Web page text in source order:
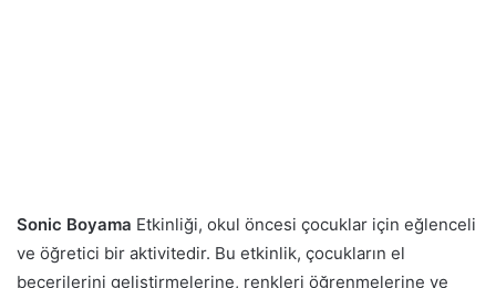
Sonic Boyama Etkinliği, okul öncesi çocuklar için eğlenceli
ve öğretici bir aktivitedir. Bu etkinlik, çocukların el
becerilerini geliştirmelerine, renkleri öğrenmelerine ve